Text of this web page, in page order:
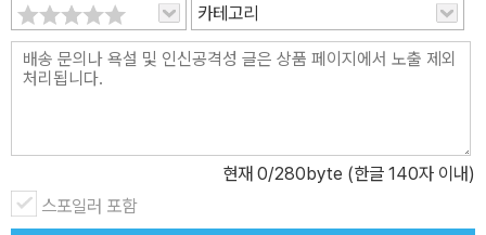
카테고리
현재 0/280byte (한글 140자 이내)
스포일러 포함